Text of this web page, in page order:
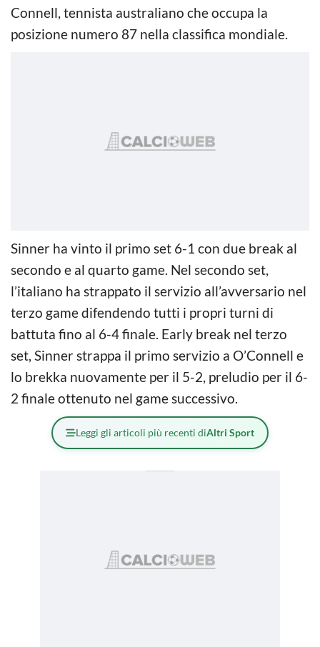
Connell, tennista australiano che occupa la
posizione numero 87 nella classifica mondiale.
Sinner ha vinto il primo set 6-1 con due break al
secondo e al quarto game. Nel secondo set,
l’italiano ha strappato il servizio all’avversario nel
terzo game difendendo tutti i propri turni di
battuta fino al 6-4 finale. Early break nel terzo
set, Sinner strappa il primo servizio a O’Connell e
lo brekka nuovamente per il 5-2, preludio per il 6-
2 finale ottenuto nel game successivo.
Leggi gli articoli più recenti diAltri Sport